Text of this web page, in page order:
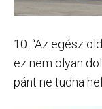
10. “Az egész
ez nem olyan
pánt ne tudna